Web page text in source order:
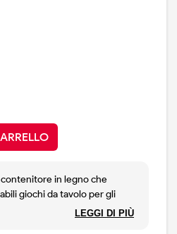
in legno che
giochi da tavolo per gli
Scacchi, Domino, Shangai,
LEGGI DI PIÙ